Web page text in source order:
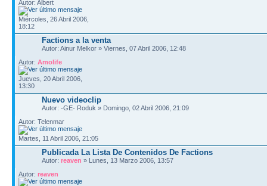
Autor: Albert
Miércoles, 26 Abril 2006,
18:12
Factions a la venta
Autor: Ainur Melkor » Viernes, 07 Abril 2006, 12:48
Autor: Amolife
Jueves, 20 Abril 2006,
13:30
Nuevo videoclip
Autor: -GE- Roduk » Domingo, 02 Abril 2006, 21:09
Autor: Telenmar
Martes, 11 Abril 2006, 21:05
Publicada La Lista De Contenidos De Factions
Autor: reaven » Lunes, 13 Marzo 2006, 13:57
Autor: reaven